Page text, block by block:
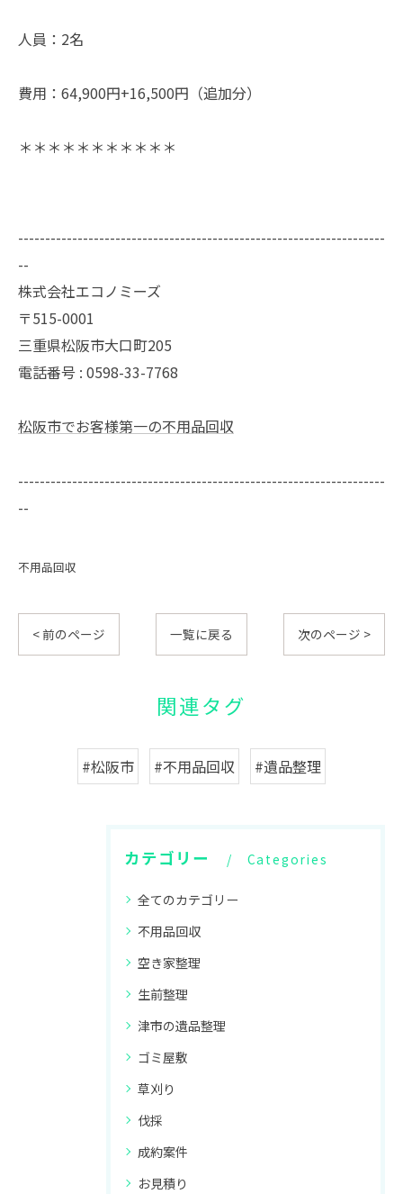
人員：2名
費用：64,900円+16,500円（追加分）
＊＊＊＊＊＊＊＊＊＊＊
--------------------------------------------------------------------
--
株式会社エコノミーズ
〒515-0001
三重県松阪市大口町205
電話番号 : 0598-33-7768
松阪市でお客様第一の不用品回収
--------------------------------------------------------------------
--
不用品回収
< 前のページ 一覧に戻る 次のページ >
関連タグ
#松阪市 #不用品回収 #遺品整理
カテゴリー Categories
全てのカテゴリー
不用品回収
空き家整理
生前整理
津市の遺品整理
ゴミ屋敷
草刈り
伐採
成約案件
お見積り